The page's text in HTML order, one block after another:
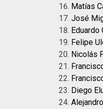
Matías
José
Eduardo
Felipe
Nicolás
Diego